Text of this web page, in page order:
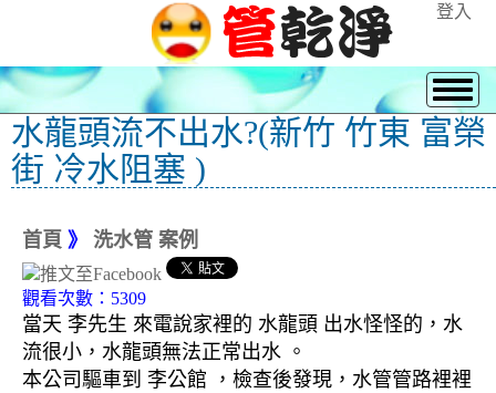
登入
水龍頭流不出水?(新竹 竹東 富榮
街 冷水阻塞 )
首頁 》 洗水管 案例
觀看次數：5309
當天 李先生 來電說家裡的 水龍頭 出水怪怪的，水
流很小，水龍頭無法正常出水 。
本公司驅車到 李公館 ，檢查後發現，水管管路裡裡